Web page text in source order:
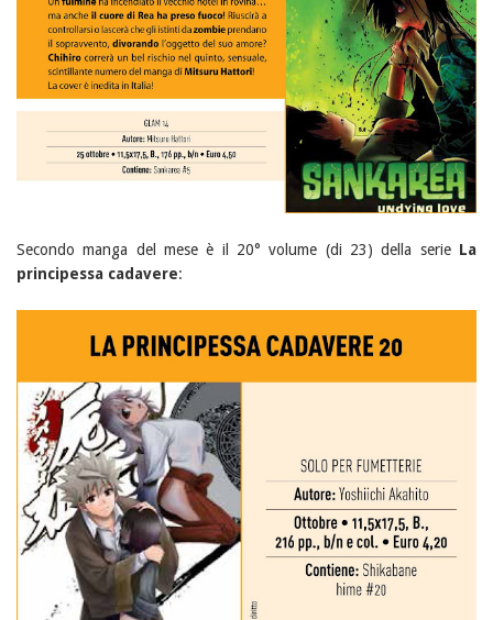
Secondo manga del mese è il 20° volume (di 23) della serie La
principessa cadavere: